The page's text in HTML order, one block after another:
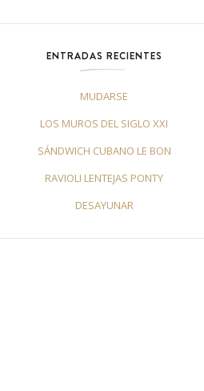
ENTRADAS RECIENTES
MUDARSE
LOS MUROS DEL SIGLO XXI
SÁNDWICH CUBANO LE BON
RAVIOLI LENTEJAS PONTY
DESAYUNAR